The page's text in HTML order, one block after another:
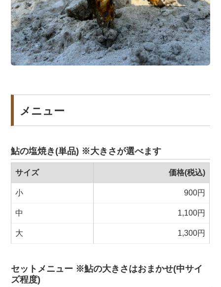
メニュー
鮎の塩焼き(単品) ※大きさが選べます
サイズ 価格(税込)
小 900円
中 1,100円
大 1,300円
セットメニュー ※鮎の大きさはおまかせ(中サイ
ズ程度)